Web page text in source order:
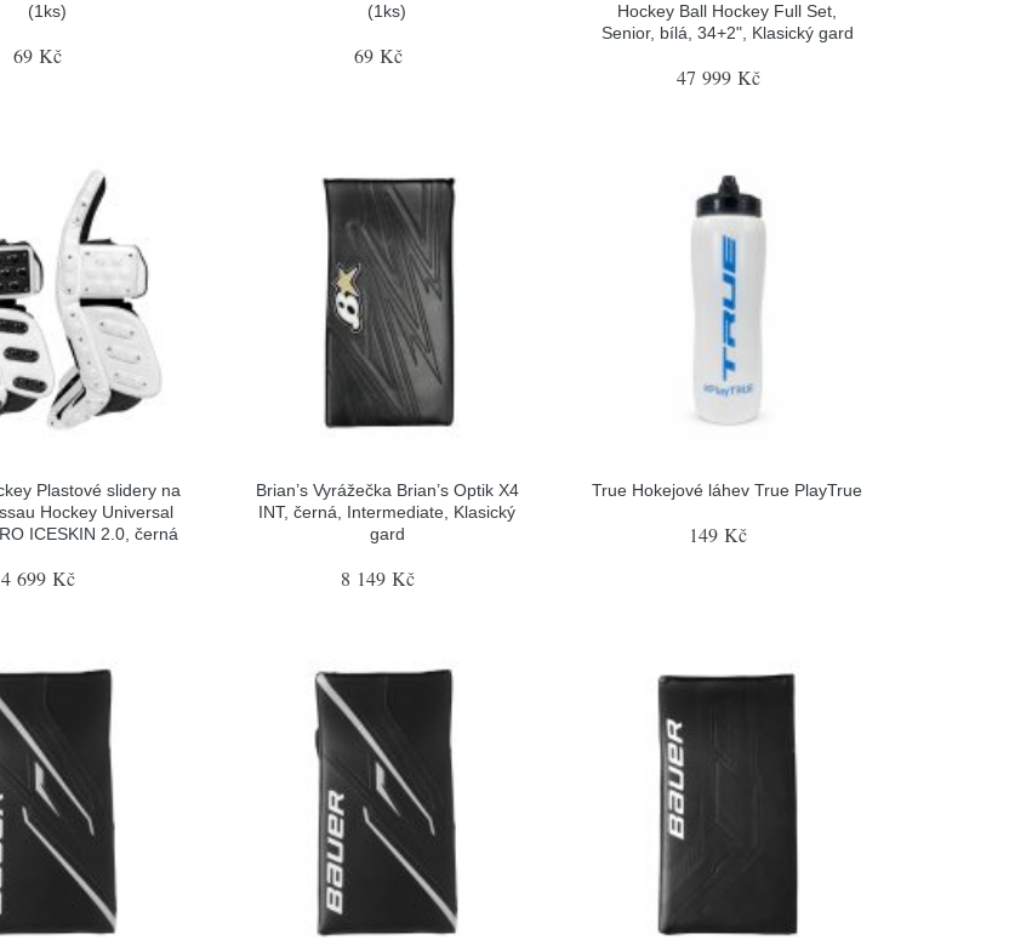
(1ks)
69 Kč
(1ks)
69 Kč
Hockey Ball Hockey Full Set,
Senior, bílá, 34+2", Klasický gard
47 999 Kč
Plastové slidery na
Hockey Universal
ICESKIN 2.0, černá
4 699 Kč
Brian’s Vyrážečka Brian’s Optik X4
INT, černá, Intermediate, Klasický
gard
8 149 Kč
True Hokejové láhev True PlayTrue
149 Kč